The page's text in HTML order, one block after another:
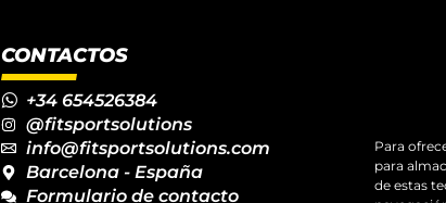
Para
para
de estas
CONTACTOS
+34 654526384
@fitsportsolutions
info@fitsportsolutions.com
Barcelona - España
Formulario de contacto